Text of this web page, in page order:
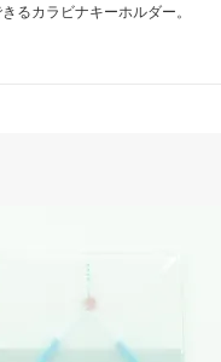
るカラビナキーホルダー。